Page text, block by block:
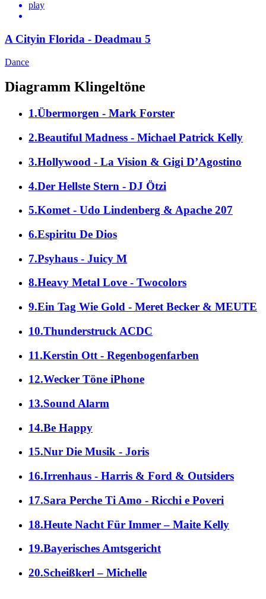
play
A Cityin Florida - Deadmau 5
Dance
Diagramm Klingeltöne
1.Übermorgen - Mark Forster
2.Beautiful Madness - Michael Patrick Kelly
3.Hollywood - La Vision & Gigi D’Agostino
4.Der Hellste Stern - DJ Ötzi
5.Komet - Udo Lindenberg & Apache 207
6.Espiritu De Dios
7.Psyhaus - Juicy M
8.Heavy Metal Love - Twocolors
9.Ein Tag Wie Gold - Meret Becker & MEUTE
10.Thunderstruck ACDC
11.Kerstin Ott - Regenbogenfarben
12.Wecker Töne iPhone
13.Sound Alarm
14.Be Happy
15.Nur Die Musik - Joris
16.Irrenhaus - Harris & Ford & Outsiders
17.Sara Perche Ti Amo - Ricchi e Poveri
18.Heute Nacht Für Immer – Maite Kelly
19.Bayerisches Amtsgericht
20.Scheißkerl – Michelle